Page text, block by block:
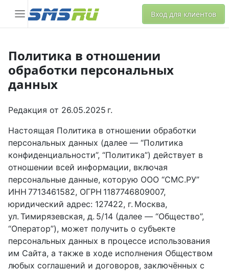
Вход для клиентов
Политика в отношении
обработки персональных
данных
Редакция от 26.05.2025 г.
Настоящая Политика в отношении обработки
персональных данных (далее — “Политика
конфиденциальности”, “Политика”) действует в
отношении всей информации, включая
персональные данные, которую ООО “СМС.РУ”
ИНН 7713461582, ОГРН 1187746809007,
юридический адрес: 127422, г. Москва,
ул. Тимирязевская, д. 5/14 (далее — “Общество”,
“Оператор”), может получить о субъекте
персональных данных в процессе использования
им Сайта, а также в ходе исполнения Обществом
любых соглашений и договоров, заключённых с